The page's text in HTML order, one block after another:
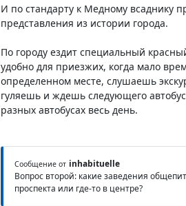
И по стандарту к Медному всаднику
представления из истории города.
По городу ездит специальный
удобно для приезжих, когда мало
определенном месте, слушаешь
гуляешь и ждешь следующего
разных автобусах весь день.
Сообщение от inhabituelle
Вопрос второй: какие заведения
проспекта или где-то в центре?